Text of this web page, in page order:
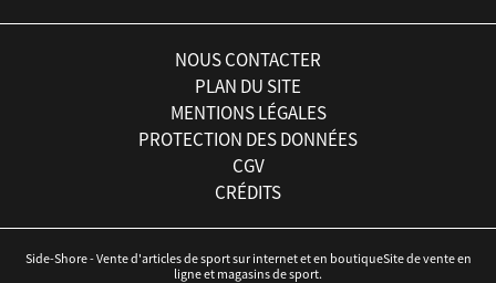
NOUS CONTACTER
PLAN DU SITE
MENTIONS LÉGALES
PROTECTION DES DONNÉES
CGV
CRÉDITS
Side-Shore - Vente d'articles de sport sur internet et en boutiqueSite de vente en
ligne et magasins de sport.